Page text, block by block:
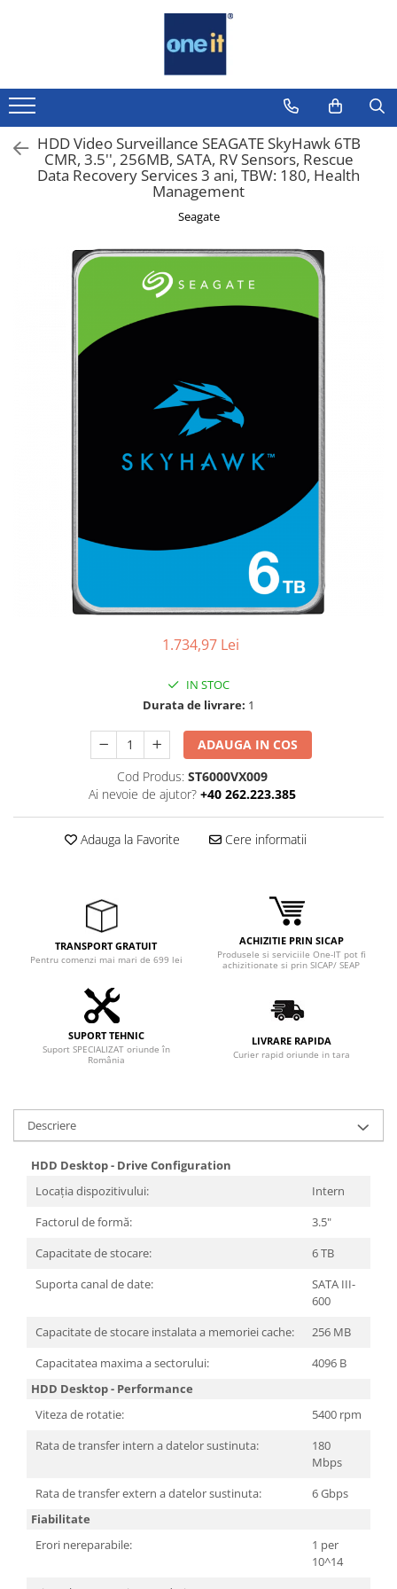
Laptop, Tablete & Telefoane
Laptop / Notebook
Notebook Consumer
Tablete & accesorii
Telefoane & accesorii
Smart Watch
Apple AirTag
Inele Smart
Ochelari Smart
Smartphone IPhone
Sisteme PC & Periferice
Gaming PC & Console
Desk Gaming
Microfoane & Casti Gaming
USB Hub
Placi de Baza
Placi Video
SSD
Hard Disc-uri
Carcase
Surse
Cooler
Servere & Componente
Componente Server
Servere
Software
Retelistica & Supraveghere
Printing
Imprimante 3D
HDD Video Surveillance SEAGATE SkyHawk 6TB
CMR, 3.5'', 256MB, SATA, RV Sensors, Rescue
Data Recovery Services 3 ani, TBW: 180, Health
Management
Seagate
1.734,97 Lei
IN STOC
Durata de livrare: 1
ADAUGA IN COS
Cod Produs: ST6000VX009
Ai nevoie de ajutor? +40 262.223.385
Adauga la Favorite Cere informatii
TRANSPORT GRATUIT
Pentru comenzi mai mari de 699 lei
ACHIZITIE PRIN SICAP
Produsele si serviciile One-IT pot fi
achizitionate si prin SICAP/ SEAP
SUPORT TEHNIC
Suport SPECIALIZAT oriunde în
România
LIVRARE RAPIDA
Curier rapid oriunde in tara
Descriere
HDD Desktop - Drive Configuration
Locația dispozitivului:
Intern
Factorul de formă:
3.5"
Capacitate de stocare:
6 TB
Suporta canal de date:
SATA III-
600
Capacitate de stocare instalata a memoriei cache:
256 MB
Capacitatea maxima a sectorului:
4096 B
HDD Desktop - Performance
Viteza de rotatie:
5400 rpm
Rata de transfer intern a datelor sustinuta:
180
Mbps
Rata de transfer extern a datelor sustinuta:
6 Gbps
Fiabilitate
Erori nereparabile:
1 per
10^14